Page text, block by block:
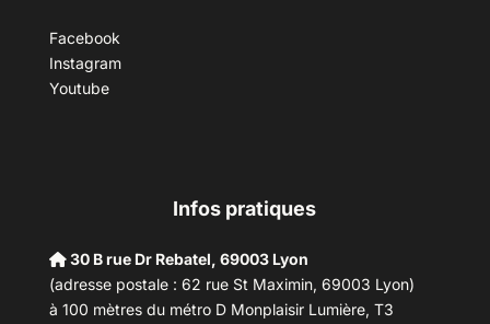
Facebook
Instagram
Youtube
Infos pratiques
30 B rue Dr Rebatel, 69003 Lyon
(adresse postale : 62 rue St Maximin, 69003 Lyon)
à 100 mètres du métro D Monplaisir Lumière, T3